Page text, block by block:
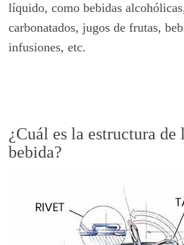
líquido, como bebidas
carbonatados, jugos de frutas,
infusiones, etc.
¿Cuál es la estructura de
bebida?